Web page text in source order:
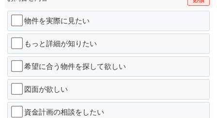
物件を実際に見たい
もっと詳細が知りたい
希望に合う物件を探して欲しい
図面が欲しい
資金計画の相談をしたい